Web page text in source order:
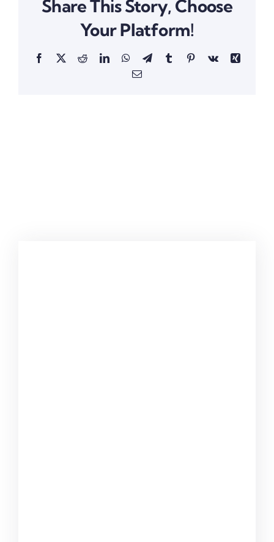
Share This Story, Choose
Your Platform!
Facebook
X RedditLinkedInWhatsApp
TelegramTumblrPinterestVk
Xing
Email